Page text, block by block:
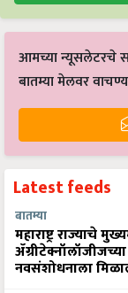
आमच्या न्यूसलेटरचे
बातम्या मेलवर
Latest feeds
बातम्या
महाराष्ट्र राज्याचे
नवसंशोधनाला